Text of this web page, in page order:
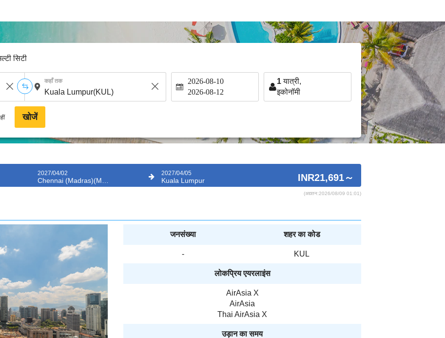
सिटी
कहाँ तक 2026-08-10
2026-08-12
1यात्री,
इकोनॉमी
खोजें
2027/04/02
Chennai (Madras)(MAA)
2027/04/05
Kuala Lumpur INR21,691～
(अद्यतन:2026/08/09 01:01)
जनसंख्या शहर का कोड
- KUL
लोकप्रिय एयरलाइंस
AirAsia X
AirAsia
Thai AirAsia X
उड़ान का समय